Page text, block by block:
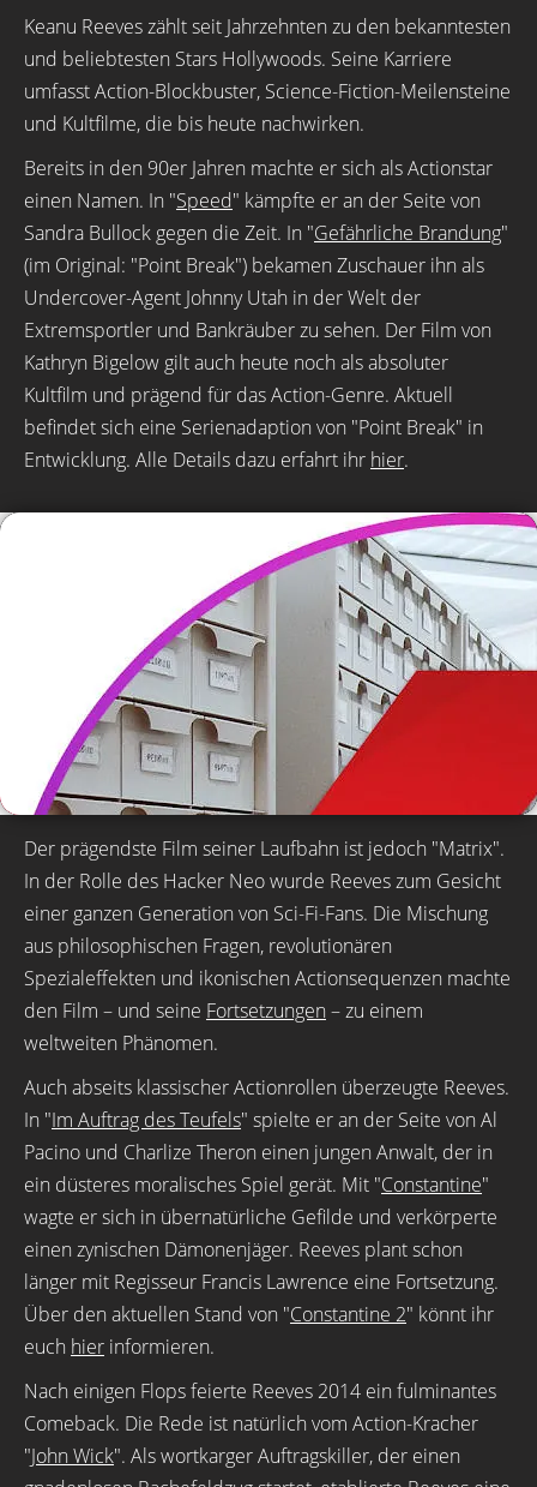
Keanu Reeves zählt seit Jahrzehnten zu den bekanntesten
und beliebtesten Stars Hollywoods. Seine Karriere
umfasst Action-Blockbuster, Science-Fiction-Meilensteine
und Kultfilme, die bis heute nachwirken.
Bereits in den 90er Jahren machte er sich als Actionstar
einen Namen. In "Speed" kämpfte er an der Seite von
Sandra Bullock gegen die Zeit. In "Gefährliche Brandung"
(im Original: "Point Break") bekamen Zuschauer ihn als
Undercover-Agent Johnny Utah in der Welt der
Extremsportler und Bankräuber zu sehen. Der Film von
Kathryn Bigelow gilt auch heute noch als absoluter
Kultfilm und prägend für das Action-Genre. Aktuell
befindet sich eine Serienadaption von "Point Break" in
Entwicklung. Alle Details dazu erfahrt ihr hier.
Der prägendste Film seiner Laufbahn ist jedoch "Matrix".
In der Rolle des Hacker Neo wurde Reeves zum Gesicht
einer ganzen Generation von Sci-Fi-Fans. Die Mischung
aus philosophischen Fragen, revolutionären
Spezialeffekten und ikonischen Actionsequenzen machte
den Film – und seine Fortsetzungen – zu einem
weltweiten Phänomen.
Auch abseits klassischer Actionrollen überzeugte Reeves.
In "Im Auftrag des Teufels" spielte er an der Seite von Al
Pacino und Charlize Theron einen jungen Anwalt, der in
ein düsteres moralisches Spiel gerät. Mit "Constantine"
wagte er sich in übernatürliche Gefilde und verkörperte
einen zynischen Dämonenjäger. Reeves plant schon
länger mit Regisseur Francis Lawrence eine Fortsetzung.
Über den aktuellen Stand von "Constantine 2" könnt ihr
euch hier informieren.
Nach einigen Flops feierte Reeves 2014 ein fulminantes
Comeback. Die Rede ist natürlich vom Action-Kracher
"John Wick". Als wortkarger Auftragskiller, der einen